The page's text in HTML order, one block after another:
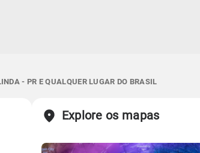
- PR E QUALQUER LUGAR DO BRASIL
Explore os mapas